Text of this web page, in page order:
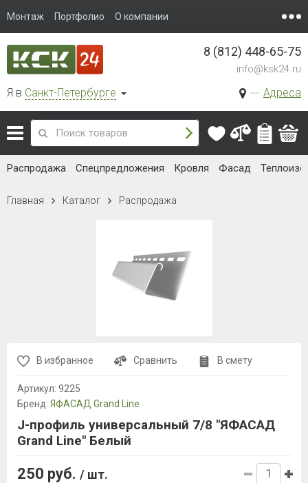
Монтаж Портфолио О компании
Я в Санкт-Петербурге Адреса
8 (812) 448-65-75
info@ksk24.ru
Распродажа Спецпредложения Кровля Фасад
Главная Каталог Распродажа
В избранное Сравнить В смету
Артикул: 9225
Бренд: ЯФАСАД Grand Line
J-профиль универсальный 7/8 "ЯФАСАД
Grand Line" Белый
250 руб. / шт.